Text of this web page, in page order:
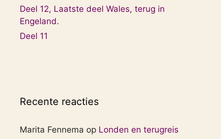
Deel 12, Laatste deel Wales, terug in
Engeland.
Deel 11
Recente reacties
Marita Fennema op Londen en terugreis